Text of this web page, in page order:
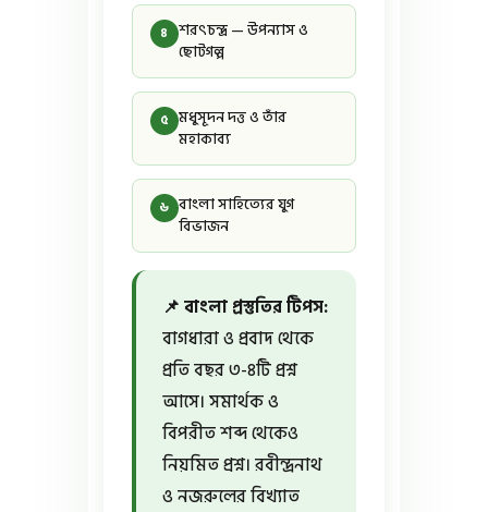
৪ শরৎচন্দ্র — উপন্যাস ও
ছোটগল্প
৫ মধুসূদন দত্ত ও তাঁর
মহাকাব্য
৬ বাংলা সাহিত্যের যুগ
বিভাজন
📌 বাংলা প্রস্তুতির টিপস:
বাগধারা ও প্রবাদ থেকে
প্রতি বছর ৩-৪টি প্রশ্ন
আসে। সমার্থক ও
বিপরীত শব্দ থেকেও
নিয়মিত প্রশ্ন। রবীন্দ্রনাথ
ও নজরুলের বিখ্যাত